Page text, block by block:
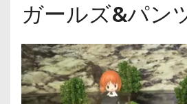
ガールズ&パン